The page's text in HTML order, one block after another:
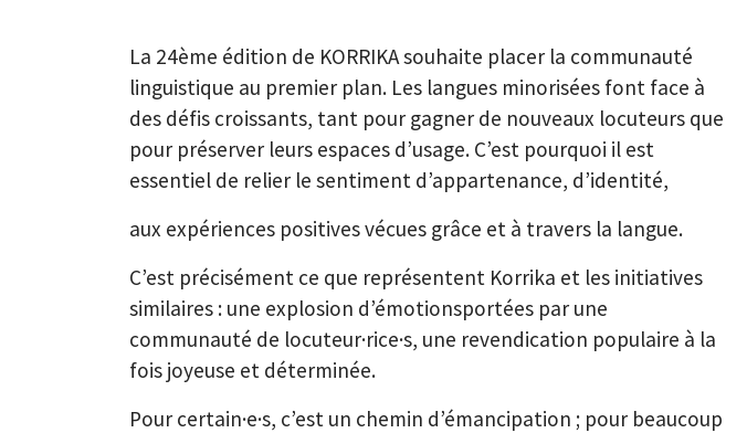
La 24ème édition de KORRIKA souhaite placer la communauté
linguistique au premier plan. Les langues minorisées font face à
des défis croissants, tant pour gagner de nouveaux locuteurs que
pour préserver leurs espaces d’usage. C’est pourquoi il est
essentiel de relier le sentiment d’appartenance, d’identité,
aux expériences positives vécues grâce et à travers la langue.
C’est précisément ce que représentent Korrika et les initiatives
similaires : une explosion d’émotionsportées par une
communauté de locuteur·rice·s, une revendication populaire à la
fois joyeuse et déterminée.
Pour certain·e·s, c’est un chemin d’émancipation ; pour beaucoup